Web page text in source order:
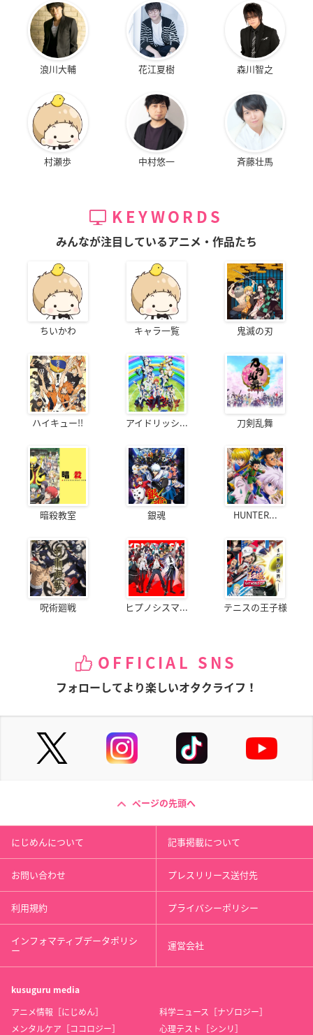
浪川大輔 花江夏樹 森川智之
村瀬歩 中村悠一 斉藤壮馬
KEYWORDS
みんなが注目しているアニメ・作品たち
ちいかわ キャラ一覧 鬼滅の刃
ハイキュー!! アイドリッシ... 刀剣乱舞
暗殺教室 銀魂 HUNTER...
呪術廻戦 ヒプノシスマ... テニスの王子様
OFFICIAL SNS
フォローしてより楽しいオタクライフ！
ページの先頭へ
にじめんについて 記事掲載について
お問い合わせ プレスリリース送付先
利用規約 プライバシーポリシー
インフォマティブデータポリシ
ー 運営会社
kusuguru media
アニメ情報［にじめん］
科学ニュース［ナゾロジー］
メンタルケア［ココロジー］
心理テスト［シンリ］